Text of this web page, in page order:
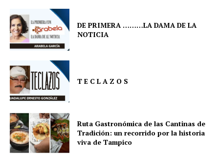
DE PRIMERA ………LA DAMA DE LA
NOTICIA
T E C L A Z O S
Ruta Gastronómica de las Cantinas de
Tradición: un recorrido por la historia
viva de Tampico